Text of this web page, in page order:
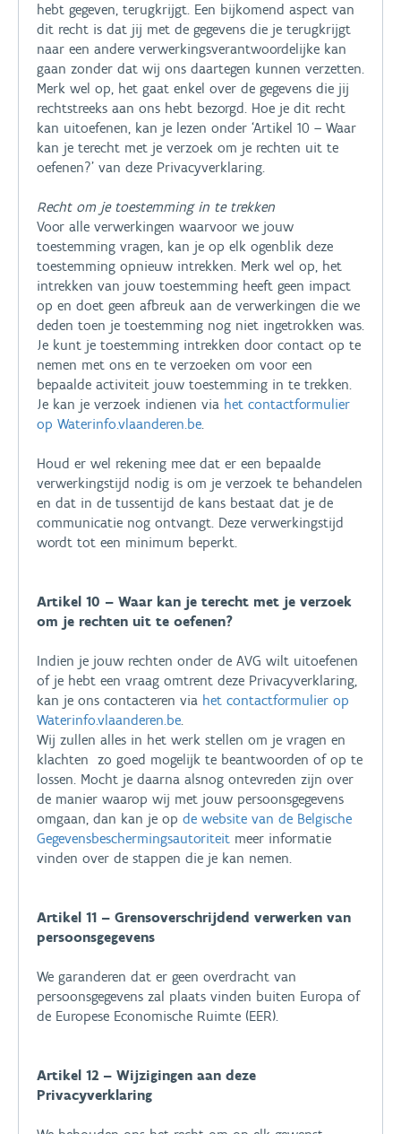
hebt gegeven, terugkrijgt. Een bijkomend aspect van
dit recht is dat jij met de gegevens die je terugkrijgt
naar een andere verwerkingsverantwoordelijke kan
gaan zonder dat wij ons daartegen kunnen verzetten.
Merk wel op, het gaat enkel over de gegevens die jij
rechtstreeks aan ons hebt bezorgd. Hoe je dit recht
kan uitoefenen, kan je lezen onder ‘Artikel 10 – Waar
kan je terecht met je verzoek om je rechten uit te
oefenen?’ van deze Privacyverklaring.
Recht om je toestemming in te trekken
Voor alle verwerkingen waarvoor we jouw
toestemming vragen, kan je op elk ogenblik deze
toestemming opnieuw intrekken. Merk wel op, het
intrekken van jouw toestemming heeft geen impact
op en doet geen afbreuk aan de verwerkingen die we
deden toen je toestemming nog niet ingetrokken was.
Je kunt je toestemming intrekken door contact op te
nemen met ons en te verzoeken om voor een
bepaalde activiteit jouw toestemming in te trekken.
Je kan je verzoek indienen via het contactformulier
op Waterinfo.vlaanderen.be.
Houd er wel rekening mee dat er een bepaalde
verwerkingstijd nodig is om je verzoek te behandelen
en dat in de tussentijd de kans bestaat dat je de
communicatie nog ontvangt. Deze verwerkingstijd
wordt tot een minimum beperkt.
Artikel 10 – Waar kan je terecht met je verzoek
om je rechten uit te oefenen?
Indien je jouw rechten onder de AVG wilt uitoefenen
of je hebt een vraag omtrent deze Privacyverklaring,
kan je ons contacteren via het contactformulier op
Waterinfo.vlaanderen.be.
Wij zullen alles in het werk stellen om je vragen en
klachten zo goed mogelijk te beantwoorden of op te
lossen. Mocht je daarna alsnog ontevreden zijn over
de manier waarop wij met jouw persoonsgegevens
omgaan, dan kan je op de website van de Belgische
Gegevensbeschermingsautoriteit meer informatie
vinden over de stappen die je kan nemen.
Artikel 11 – Grensoverschrijdend verwerken van
persoonsgegevens
We garanderen dat er geen overdracht van
persoonsgegevens zal plaats vinden buiten Europa of
de Europese Economische Ruimte (EER).
Artikel 12 – Wijzigingen aan deze
Privacyverklaring